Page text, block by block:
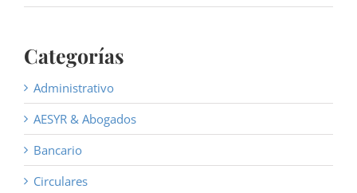
Categorías
Administrativo
AESYR & Abogados
Bancario
Circulares